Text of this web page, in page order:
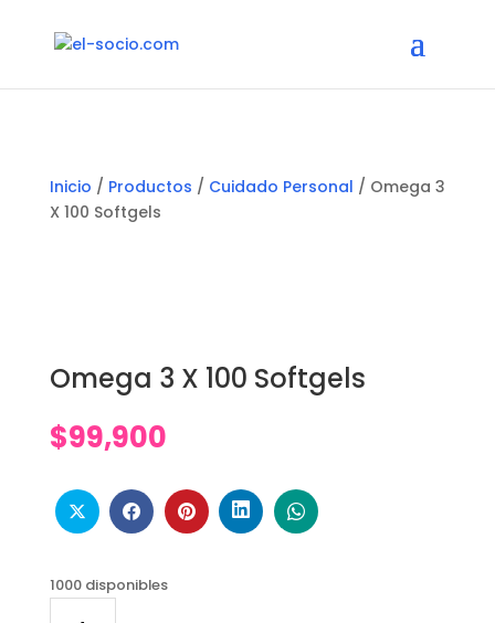
Inicio / Productos / Cuidado Personal / Omega 3
X 100 Softgels
Omega 3 X 100 Softgels
$99,900
1000 disponibles